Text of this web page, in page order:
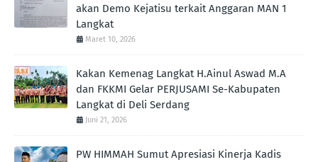
akan Demo Kejatisu terkait Anggaran MAN 1
Langkat
Maret 10, 2026
Kakan Kemenag Langkat H.Ainul Aswad M.A
dan FKKMI Gelar PERJUSAMI Se-Kabupaten
Langkat di Deli Serdang
Juni 21, 2026
PW HIMMAH Sumut Apresiasi Kinerja Kadis